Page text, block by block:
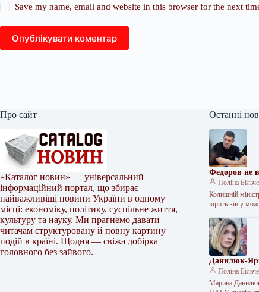
Save my name, email and website in this browser for the next
Опублікувати коментар
Про сайт
«Каталог новин» — універсальний
інформаційний портал, що збирає
найважливіші новини України в одному
місці: економіку, політику, суспільне життя,
культуру та науку. Ми прагнемо давати
читачам структуровану й повну картину
подій в країні. Щодня — свіжа добірка
головного без зайвого.
Останні
Федоров не
Поліна
Колишній
вірить він у
Данилюк-
Поліна
Марина